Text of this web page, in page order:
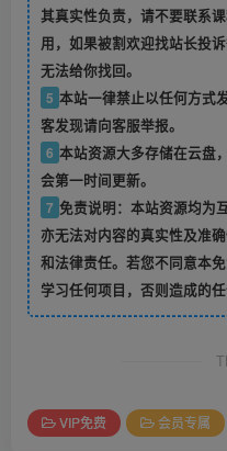
其真实性负责，请不要联系
用，如果被割欢迎找站长投
无法给你找回。
5 本站一律禁止以任何方式
客发现请向客服举报。
6 本站资源大多存储在云盘
会第一时间更新。
7 免责说明：本站资源均为
亦无法对内容的真实性及准
和法律责任。若您不同意本
学习任何项目，否则造成的
VIP免费 会员专属